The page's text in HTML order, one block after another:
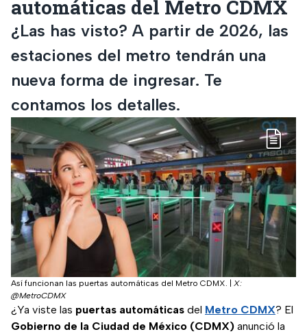
automáticas del Metro CDMX
¿Las has visto? A partir de 2026, las
estaciones del metro tendrán una
nueva forma de ingresar. Te
contamos los detalles.
Así funcionan las puertas automáticas del Metro CDMX.
X:
@MetroCDMX
¿Ya viste las puertas automáticas del Metro CDMX? El
Gobierno de la Ciudad de México (CDMX) anunció la